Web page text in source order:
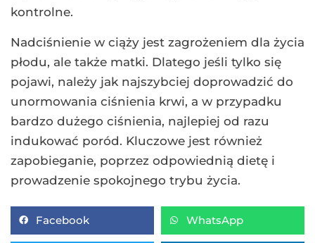
kontrolne.
Nadciśnienie w ciąży jest zagrożeniem dla życia
płodu, ale także matki. Dlatego jeśli tylko się
pojawi, należy jak najszybciej doprowadzić do
unormowania ciśnienia krwi, a w przypadku
bardzo dużego ciśnienia, najlepiej od razu
indukować poród. Kluczowe jest również
zapobieganie, poprzez odpowiednią dietę i
prowadzenie spokojnego trybu życia.
Facebook WhatsApp